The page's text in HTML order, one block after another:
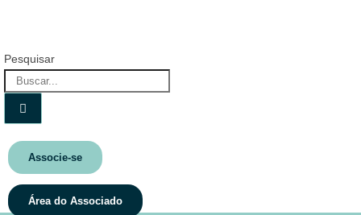
Pesquisar
Associe-se
Área do Associado